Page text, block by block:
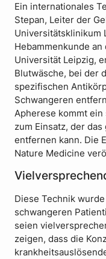
Ein internationales
Stepan, Leiter der
Universitätsklinikum
Hebammenkunde
Universität Leipzig,
Blutwäsche, bei der
spezifischen
Schwangeren
Apherese kommt
zum Einsatz, der
entfernen kann. Die
Nature Medicine
Diese Technik
schwangeren
seien
zeigen, dass die